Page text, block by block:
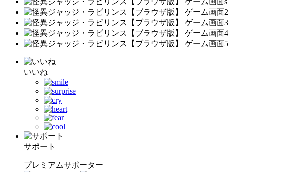
いいね
サポート
プレミアムサポーター